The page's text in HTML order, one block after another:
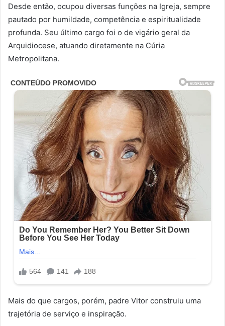
Desde então, ocupou diversas funções na Igreja, sempre
pautado por humildade, competência e espiritualidade
profunda. Seu último cargo foi o de vigário geral da
Arquidiocese, atuando diretamente na Cúria
Metropolitana.
Mais do que cargos, porém, padre Vitor construiu uma
trajetória de serviço e inspiração.